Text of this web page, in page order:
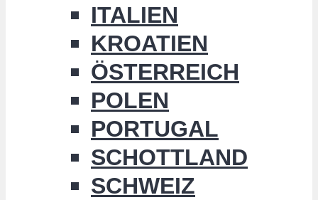
ITALIEN
KROATIEN
ÖSTERREICH
POLEN
PORTUGAL
SCHOTTLAND
SCHWEIZ